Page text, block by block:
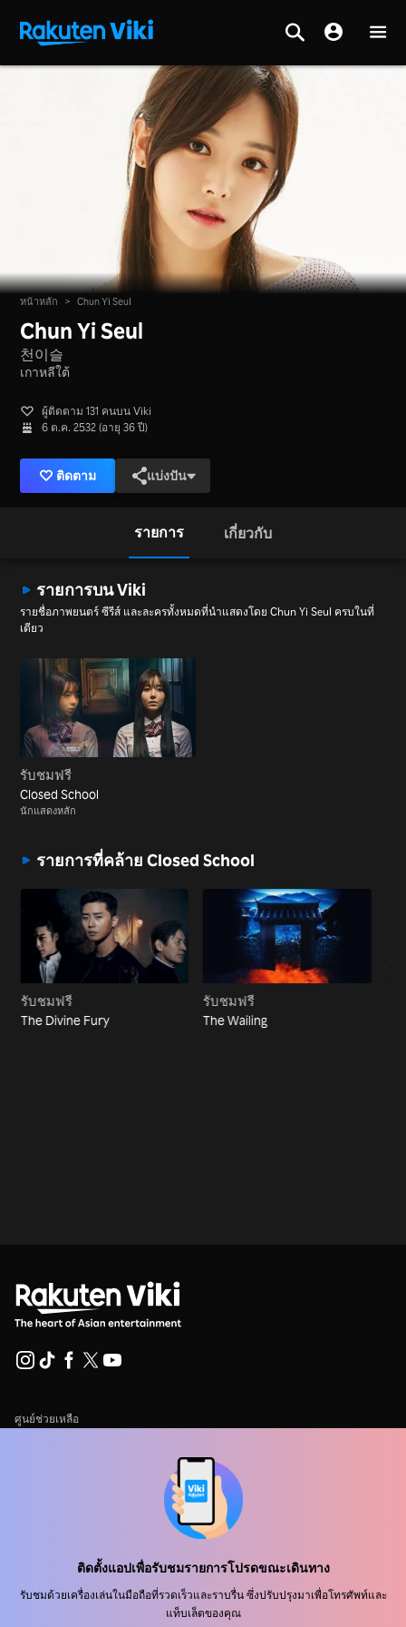
ติดตั้งแอปเพื่อรับชมรายการโปรดขณะเดินทาง
รับชมด้วยเครื่องเล่นในมือถือที่รวดเร็วและราบรื่น ซึ่งปรับปรุงมาเพื่อโทรศัพท์และ
แท็บเล็ตของคุณ
หน้าหลัก > Chun Yi Seul
Chun Yi Seul
천이슬
เกาหลีใต้
ผู้ติดตาม 131 คนบน Viki
6 ต.ค. 2532 (อายุ 36 ปี)
ติดตาม แบ่งปัน
รายการ เกี่ยวกับ
รายการบน Viki
รายชื่อภาพยนตร์ ซีรีส์ และละครทั้งหมดที่นำแสดงโดย Chun Yi Seul ครบในที่
เดียว
รับชมฟรี
Closed School
นักแสดงหลัก
รายการที่คล้าย Closed School
รับชมฟรี
The Divine Fury
รับชมฟรี
The Wailing
ศูนย์ช่วยเหลือ
ข้อกำหนดการใช้งาน